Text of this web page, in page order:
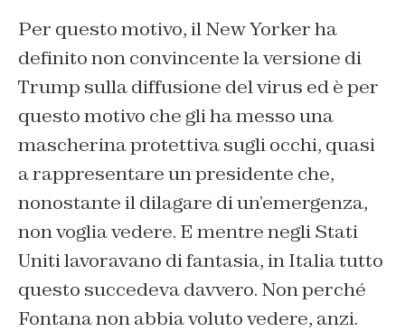
Per questo motivo, il New Yorker ha
definito non convincente la versione di
Trump sulla diffusione del virus ed è per
questo motivo che gli ha messo una
mascherina protettiva sugli occhi, quasi
a rappresentare un presidente che,
nonostante il dilagare di un’emergenza,
non voglia vedere. E mentre negli Stati
Uniti lavoravano di fantasia, in Italia tutto
questo succedeva davvero. Non perché
Fontana non abbia voluto vedere, anzi.